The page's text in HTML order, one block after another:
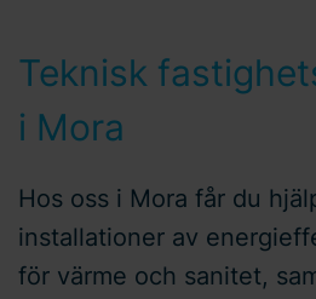
Teknisk
i Mora
Hos oss i Mora får du
installationer av
för värme och sanitet,